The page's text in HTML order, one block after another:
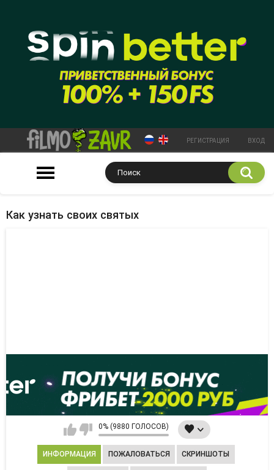
РЕГИСТРАЦИЯ ВХОД
Как узнать своих святых
0% (9880 ГОЛОСОВ)
ИНФОРМАЦИЯ ПОЖАЛОВАТЬСЯ СКРИНШОТЫ